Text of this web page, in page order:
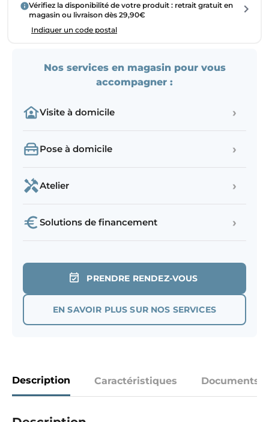
Vérifiez la disponibilité de votre produit : retrait gratuit en
magasin ou livraison dès 29,90€
Indiquer un code postal
Nos services en magasin pour vous
accompagner :
Visite à domicile ›
Pose à domicile ›
Atelier ›
Solutions de financement ›
PRENDRE RENDEZ-VOUS
EN SAVOIR PLUS SUR NOS SERVICES
Description Caractéristiques Documents